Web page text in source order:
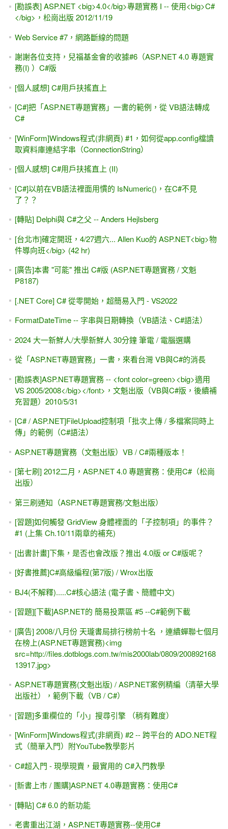
[勘誤表] ASP.NET <big>4.0</big>專題實務 I -- 使用<big>C#
</big>，松崗出版 2012/11/19
Web Service #7，網路斷線的問題
謝謝各位支持，兒福基金會的收據#6（ASP.NET 4.0 專題實
務(I) ）C#版
[個人感想] C#用戶扶搖直上
[C#]把「ASP.NET專題實務」一書的範例，從 VB語法轉成
C#
[WinForm]Windows程式(非網頁) #1，如何從app.config檔讀
取資料庫連結字串（ConnectionString）
[個人感想] C#用戶扶搖直上 (II)
[C#]以前在VB語法裡面用慣的 IsNumeric()，在C#不見
了？？
[轉貼] Delphi與 C#之父 -- Anders Hejlsberg
[台北市]確定開班，4/27週六... Allen Kuo的 ASP.NET<big>物
件導向班</big> (42 hr)
[廣告]本書 "可能" 推出 C#版 (ASP.NET專題實務 / 文魁
P8187)
[.NET Core] C# 從零開始，超簡易入門 - VS2022
FormatDateTime -- 字串與日期轉換（VB語法、C#語法）
2024 大一新鮮人/大學新鮮人 30分鐘 筆電 / 電腦選購
從「ASP.NET專題實務」一書，來看台灣 VB與C#的消長
[勘誤表]ASP.NET專題實務 -- <font color=green><big>適用
VS 2005/2008</big></font>，文魁出版（VB與C#版，後續補
充習題）2010/5/31
[C# / ASP.NET]FileUpload控制項「批次上傳 / 多檔案同時上
傳」的範例（C#語法）
ASP.NET專題實務（文魁出版）VB / C#兩種版本！
[第七刷] 2012二月，ASP.NET 4.0 專題實務：使用C#（松崗
出版）
第三刷通知（ASP.NET專題實務/文魁出版）
[習題]如何觸發 GridView 身體裡面的「子控制項」的事件？
#1 (上集 Ch.10/11兩章的補充)
[出書計畫]下集，是否也會改版？推出 4.0版 or C#版呢？
[好書推薦]C#高級編程(第7版) / Wrox出版
BJ4(不解釋).....C#核心語法 (電子書、簡體中文)
[習題][下載]ASP.NET的 簡易投票區 #5 --C#範例下載
[廣告] 2008/八月份 天瓏書局排行榜前十名 ，連續蟬聯七個月
在榜上(ASP.NET專題實務)<img
src=http://files.dotblogs.com.tw/mis2000lab/0809/200892168
13917.jpg>
ASP.NET專題實務(文魁出版) / ASP.NET案例精編（清華大學
出版社），範例下載（VB / C#）
[習題]多重欄位的「小」搜尋引擎 （稍有難度）
[WinForm]Windows程式(非網頁) #2 -- 跨平台的 ADO.NET程
式（簡單入門）附YouTube教學影片
C#超入門 - 現學現賣，最實用的 C#入門教學
[新書上市 / 團購]ASP.NET 4.0專題實務：使用C#
[轉貼] C# 6.0 的新功能
老書重出江湖，ASP.NET專題實務--使用C#